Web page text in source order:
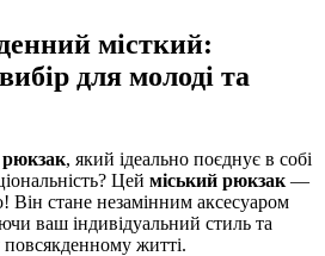
місткий:
для молоді та
, який ідеально поєднує в собі
Цей міський рюкзак —
Він стане незамінним аксесуаром
ваш індивідуальний стиль та
житті.